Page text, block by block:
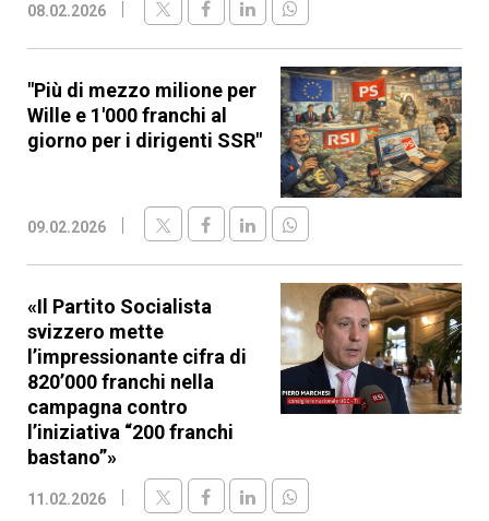
08.02.2026
"Più di mezzo milione per
Wille e 1'000 franchi al
giorno per i dirigenti SSR"
09.02.2026
«Il Partito Socialista
svizzero mette
l’impressionante cifra di
820’000 franchi nella
campagna contro
l’iniziativa “200 franchi
bastano”»
11.02.2026